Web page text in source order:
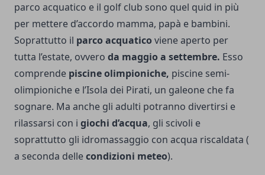
parco acquatico e il golf club sono quel quid in più
per mettere d’accordo mamma, papà e bambini.
Soprattutto il parco acquatico viene aperto per
tutta l’estate, ovvero da maggio a settembre. Esso
comprende piscine olimpioniche, piscine semi-
olimpioniche e l’Isola dei Pirati, un galeone che fa
sognare. Ma anche gli adulti potranno divertirsi e
rilassarsi con i giochi d’acqua, gli scivoli e
soprattutto gli idromassaggio con acqua riscaldata (
a seconda dellecondizioni meteo).